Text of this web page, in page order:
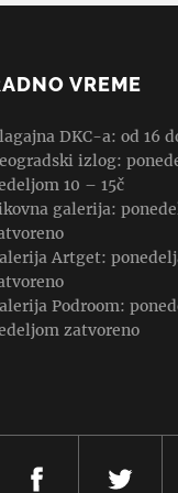
VREME
DKC-a: od 16
izlog:
10 – 15č
galerija:
Artget:
Podroom:
zatvoreno